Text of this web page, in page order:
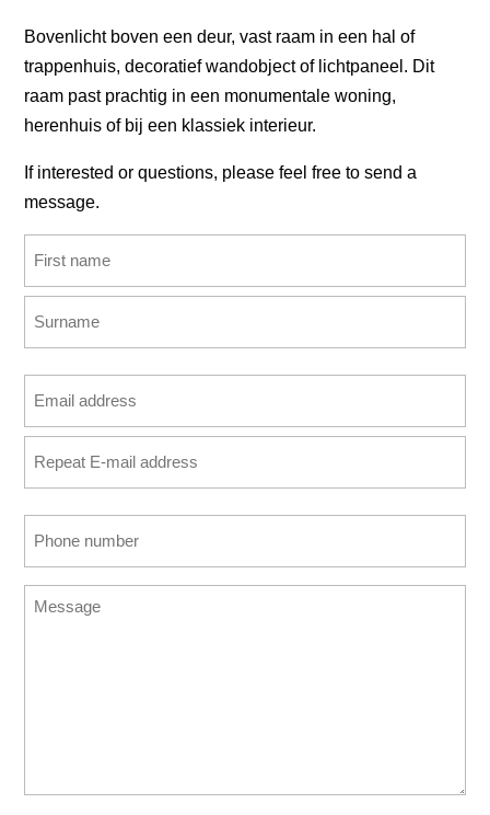
Bovenlicht boven een deur, vast raam in een hal of
trappenhuis, decoratief wandobject of lichtpaneel. Dit
raam past prachtig in een monumentale woning,
herenhuis of bij een klassiek interieur.
If interested or questions, please feel free to send a
message.
Email
Email
(Required)
Message